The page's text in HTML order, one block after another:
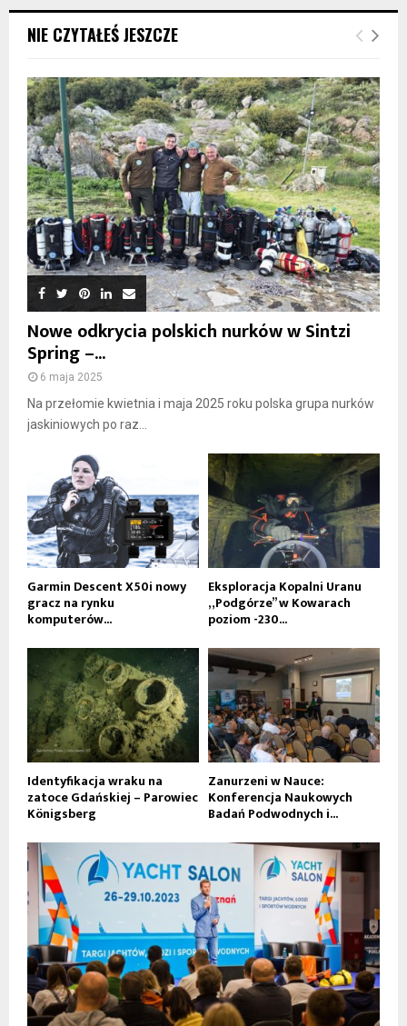
NIE CZYTAŁEŚ JESZCZE
Nowe odkrycia polskich nurków w Sintzi
Spring –...
6 maja 2025
Na przełomie kwietnia i maja 2025 roku polska grupa nurków
jaskiniowych po raz...
Garmin Descent X50i nowy
gracz na rynku
komputerów...
Eksploracja Kopalni Uranu
„Podgórze” w Kowarach
poziom -230...
Identyfikacja wraku na
zatoce Gdańskiej – Parowiec
Königsberg
Zanurzeni w Nauce:
Konferencja Naukowych
Badań Podwodnych i...